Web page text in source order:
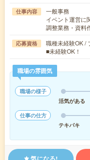
仕事内容
一般事務
イベント運営に
調整業務・資料
応募資格
職種未経験OK /
■未経験OK！
職場の雰囲気
職場の様子
活気がある
仕事の仕方
テキパキ